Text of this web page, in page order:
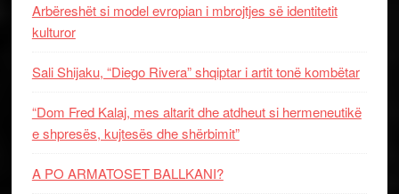
Arbëreshët si model evropian i mbrojtjes së identitetit
kulturor
Sali Shijaku, “Diego Rivera” shqiptar i artit tonë kombëtar
“Dom Fred Kalaj, mes altarit dhe atdheut si hermeneutikë
e shpresës, kujtesës dhe shërbimit”
A PO ARMATOSET BALLKANI?